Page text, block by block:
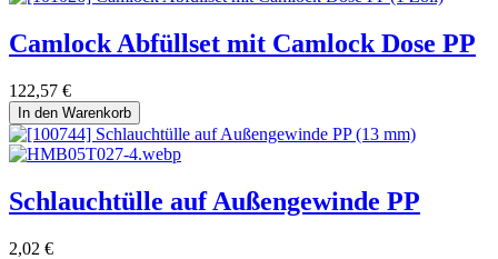
Camlock Abfüllset mit Camlock Dose PP
122,57 €
In den Warenkorb
Schlauchtülle auf Außengewinde PP
2,02 €